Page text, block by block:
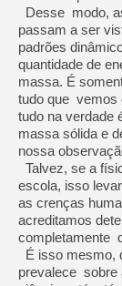
Desse modo,
passam a ser
padrões
quantidade de
massa. É
tudo que vemos
tudo na verdade
massa sólida e
nossa
Talvez, se a
escola, isso
as crenças
acreditamos
completamente
É isso mesmo,
prevalece sobre